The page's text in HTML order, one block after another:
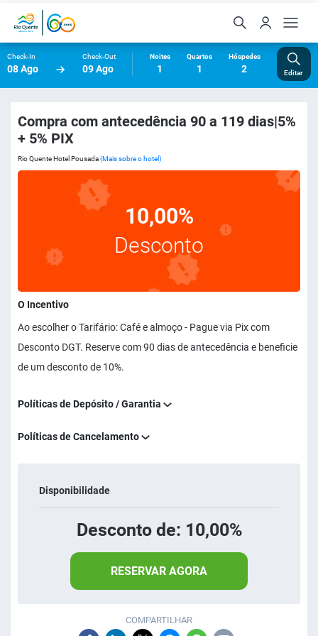
Check-In
08 Ago
Check-Out
09 Ago
Noites
1
Quartos
1
Hóspedes
2 Editar
Compra com antecedência 90 a 119 dias|5%
+ 5% PIX
Rio Quente Hotel Pousada(Mais sobre o hotel)
10,00%
Desconto
O Incentivo
Ao escolher o Tarifário: Café e almoço - Pague via Pix com
Desconto DGT. Reserve com 90 dias de antecedência e beneficie
de um desconto de 10%.
Políticas de Depósito / Garantia
Políticas de Cancelamento
Disponibilidade
Desconto de: 10,00%
RESERVAR AGORA
COMPARTILHAR